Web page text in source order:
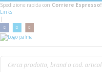
Spedizione rapida con Corriere Espresso!
Links
|